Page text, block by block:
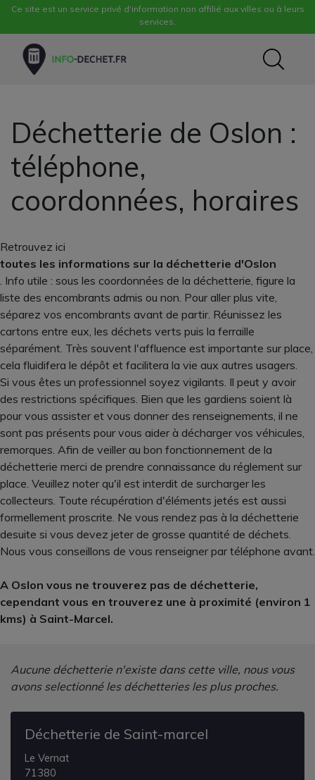
Ce site est un service privé d'information non affilié aux villes ou à leurs
services.
Déchetterie de Oslon :
téléphone,
coordonnées, horaires
Retrouvez ici
toutes les informations sur la déchetterie d'Oslon
. Info utile : sous les coordonnées de la déchetterie, figure la
liste des encombrants admis ou non. Pour aller plus vite,
séparez vos encombrants avant de partir. Réunissez les
cartons entre eux, les déchets verts puis la ferraille
séparément. Très souvent l'affluence est importante sur place,
cela fluidifera le dépôt et facilitera la vie aux autres usagers.
Si vous êtes un professionnel soyez vigilants. Il peut y avoir
des restrictions spécifiques. Bien que les gardiens soient là
pour vous assister et vous donner des renseignements, il ne
sont pas présents pour vous aider à décharger vos véhicules,
remorques. Afin de veiller au bon fonctionnement de la
déchetterie merci de prendre connaissance du réglement sur
place. Veuillez noter qu'il est interdit de surcharger les
collecteurs. Toute récupération d'éléments jetés est aussi
formellement proscrite. Ne vous rendez pas à la déchetterie
desuite si vous devez jeter de grosse quantité de déchets.
Nous vous conseillons de vous renseigner par téléphone avant.
A Oslon vous ne trouverez pas de déchetterie,
cependant vous en trouverez une à proximité (environ 1
kms) à Saint-Marcel.
Aucune déchetterie n'existe dans cette ville, nous vous
avons selectionné les déchetteries les plus proches.
Déchetterie de Saint-marcel
Le Vernat
71380